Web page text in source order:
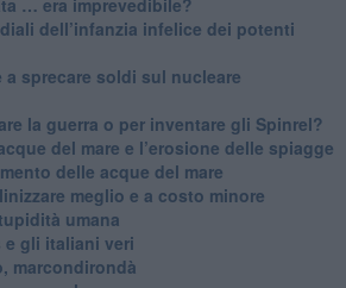
dell’infanzia infelice dei potenti
a sprecare soldi sul nucleare
la guerra o per inventare gli Spinrel?
del mare e l’erosione delle spiagge
delle acque del mare
meglio e a costo minore
umana
e gli italiani veri
marcondirondà